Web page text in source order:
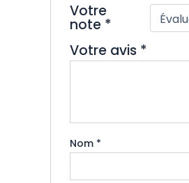
Votre
note *
Votre avis *
Nom *